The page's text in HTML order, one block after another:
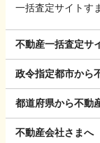
一括査定サイトす
不動産一括査定サ
政令指定都市から
都道府県から不動
不動産会社さまへ